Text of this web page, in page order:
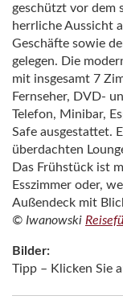
geschützt vor dem
herrliche Aussicht
Geschäfte sowie
gelegen. Die
mit insgesamt 7
Fernseher, DVD-
Telefon, Minibar,
Safe ausgestattet.
überdachten
Das Frühstück ist
Esszimmer oder,
Außendeck mit
© Iwanowski
Bilder:
Tipp – Klicken Sie